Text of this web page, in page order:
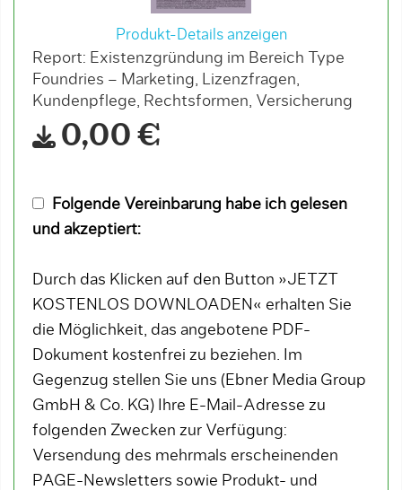
Produkt-Details anzeigen
Report: Existenzgründung im Bereich Type
Foundries – Marketing, Lizenzfragen,
Kundenpflege, Rechtsformen, Versicherung
0,00 €
Folgende Vereinbarung habe ich gelesen
und akzeptiert:
Durch das Klicken auf den Button »JETZT
KOSTENLOS DOWNLOADEN« erhalten Sie
die Möglichkeit, das angebotene PDF-
Dokument kostenfrei zu beziehen. Im
Gegenzug stellen Sie uns (Ebner Media Group
GmbH & Co. KG) Ihre E-Mail-Adresse zu
folgenden Zwecken zur Verfügung:
Versendung des mehrmals erscheinenden
PAGE-Newsletters sowie Produkt- und